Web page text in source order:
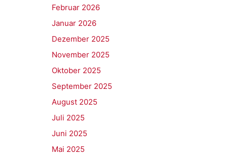
Februar 2026
Januar 2026
Dezember 2025
November 2025
Oktober 2025
September 2025
August 2025
Juli 2025
Juni 2025
Mai 2025